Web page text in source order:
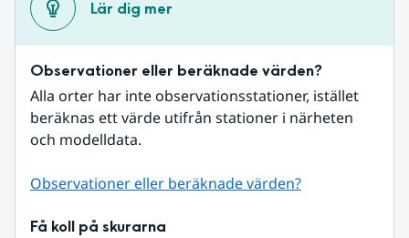
Lär dig mer
Observationer eller beräknade värden?
Alla orter har inte observationsstationer, istället
beräknas ett värde utifrån stationer i närheten
och modelldata.
Observationer eller beräknade värden?
Få koll på skurarna